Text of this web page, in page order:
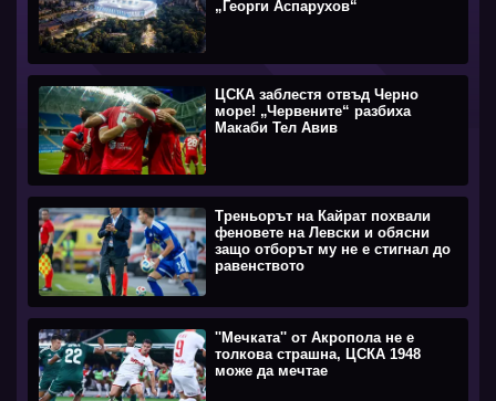
„Георги Аспарухов“
ЦСКА заблестя отвъд Черно
море! „Червените“ разбиха
Макаби Тел Авив
Треньорът на Кайрат похвали
феновете на Левски и обясни
защо отборът му не е стигнал до
равенството
''Мечката'' от Акропола не е
толкова страшна, ЦСКА 1948
може да мечтае